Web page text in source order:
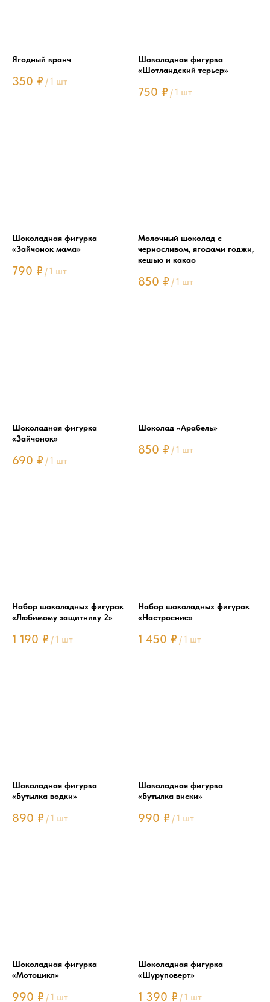
Ягодный кранч
350 ₽ /1 шт
Шоколадная фигурка
«Шотландский терьер»
750 ₽ /1 шт
Шоколадная фигурка
«Зайчонок мама»
790 ₽ /1 шт
Молочный шоколад с
черносливом, ягодами годжи,
кешью и какао
850 ₽ /1 шт
Шоколадная фигурка
«Зайчонок»
690 ₽ /1 шт
Шоколад «Арабель»
850 ₽ /1 шт
Набор шоколадных фигурок
«Любимому защитнику 2»
1 190 ₽ /1 шт
Набор шоколадных фигурок
«Настроение»
1 450 ₽ /1 шт
Шоколадная фигурка
«Бутылка водки»
890 ₽ /1 шт
Шоколадная фигурка
«Бутылка виски»
990 ₽ /1 шт
Шоколадная фигурка
«Мотоцикл»
990 ₽ /1 шт
Шоколадная фигурка
«Шуруповерт»
1 390 ₽ /1 шт